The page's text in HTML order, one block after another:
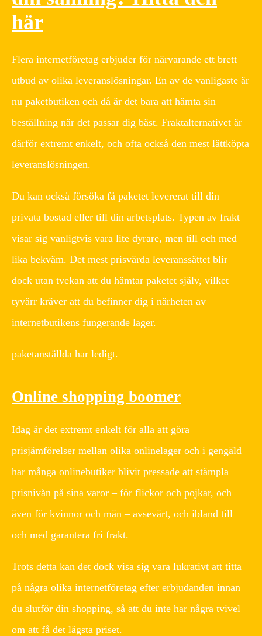
här
Flera internetföretag erbjuder för närvarande ett brett
utbud av olika leveranslösningar. En av de vanligaste är
nu paketbutiken och då är det bara att hämta sin
beställning när det passar dig bäst. Fraktalternativet är
därför extremt enkelt, och ofta också den mest lättköpta
leveranslösningen.
Du kan också försöka få paketet levererat till din
privata bostad eller till din arbetsplats. Typen av frakt
visar sig vanligtvis vara lite dyrare, men till och med
lika bekväm. Det mest prisvärda leveranssättet blir
dock utan tvekan att du hämtar paketet själv, vilket
tyvärr kräver att du befinner dig i närheten av
internetbutikens fungerande lager.
paketanställda har ledigt.
Online shopping boomer
Idag är det extremt enkelt för alla att göra
prisjämförelser mellan olika onlinelager och i gengäld
har många onlinebutiker blivit pressade att stämpla
prisnivån på sina varor – för flickor och pojkar, och
även för kvinnor och män – avsevärt, och ibland till
och med garantera fri frakt.
Trots detta kan det dock visa sig vara lukrativt att titta
på några olika internetföretag efter erbjudanden innan
du slutför din shopping, så att du inte har några tvivel
om att få det lägsta priset.